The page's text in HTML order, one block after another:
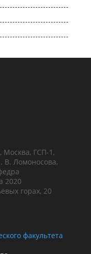
Москва, ГСП-1,
Ломоносова,
2020
горах, 20
факультета